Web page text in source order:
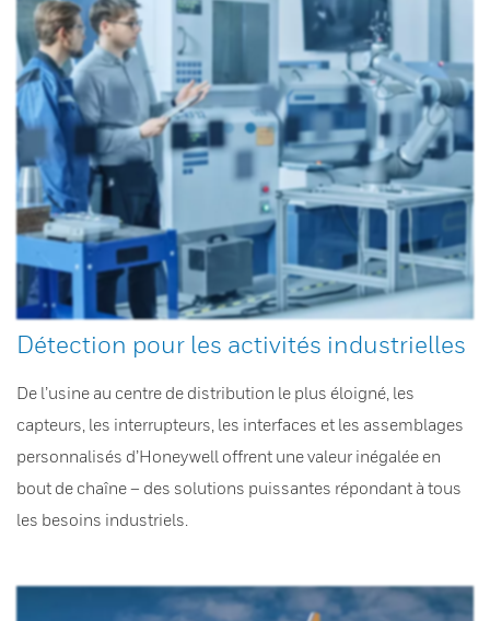
Détection pour les activités industrielles
De l’usine au centre de distribution le plus éloigné, les
capteurs, les interrupteurs, les interfaces et les assemblages
personnalisés d’Honeywell offrent une valeur inégalée en
bout de chaîne – des solutions puissantes répondant à tous
les besoins industriels.